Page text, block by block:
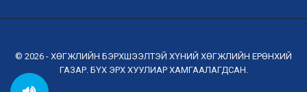
© 2026 - ХӨГЖЛИЙН БЭРХШЭЭЛТЭЙ ХҮНИЙ ХӨГЖЛИЙН ЕРӨНХИЙ
ГАЗАР. БҮХ ЭРХ ХУУЛИАР ХАМГААЛАГДСАН.